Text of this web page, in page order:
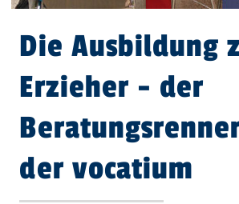
Die Ausbildung
Erzieher - der
der vocatium